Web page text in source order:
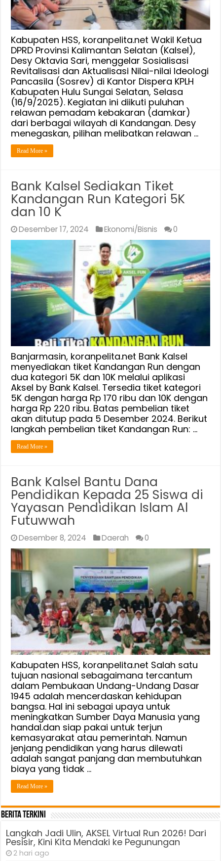
:
Semangat
Relawan
Damkar
Sejalan
dengan
Pancasila
Kabupaten HSS, koranpelita.net Wakil Ketua
DPRD Provinsi Kalimantan Selatan (Kalsel),
Desy Oktavia Sari, menggelar Sosialisasi
Revitalisasi dan Aktualisasi Nilai-nilai Ideologi
Pancasila (Sosrev) di Kantor Dispera KPLH
Kabupaten Hulu Sungai Selatan, Selasa
(16/9/2025). Kegiatan ini diikuti puluhan
relawan pemadam kebakaran (damkar)
dari berbagai wilayah di Kandangan. Desy
menegaskan, pilihan melibatkan relawan …
Read More »
Bank Kalsel Sediakan Tiket
Kandangan Run Kategori 5K
dan 10 K
Desember 17, 2024 Ekonomi/Bisnis 0
Banjarmasin, koranpelita.net Bank Kalsel
menyediakan tiket Kandangan Run dengan
dua kategori 5K dan 10K melalui aplikasi
Aksel by Bank Kalsel. Tersedia tiket kategori
5K dengan harga Rp 170 ribu dan 10K dengan
harga Rp 220 ribu. Batas pembelian tiket
akan ditutup pada 5 Desember 2024. Berikut
langkah pembelian tiket Kandangan Run: …
Read More »
Bank Kalsel Bantu Dana
Pendidikan Kepada 25 Siswa di
Yayasan Pendidikan Islam Al
Futuwwah
Desember 8, 2024 Daerah 0
Kabupaten HSS, koranpelita.net Salah satu
tujuan nasional sebagaimana tercantum
dalam Pembukaan Undang-Undang Dasar
1945 adalah mencerdaskan kehidupan
bangsa. Hal ini sebagai upaya untuk
meningkatkan Sumber Daya Manusia yang
handal.dan siap pakai untuk terjun
kemasyarakat atau pemerintah. Namun
jenjang pendidikan yang harus dilewati
adalah sangat panjang dan membutuhkan
biaya yang tidak …
Read More »
Berita Terkini
Langkah Jadi Ulin, AKSEL Virtual Run 2026! Dari
Pesisir, Kini Kita Mendaki ke Pegunungan
2 hari ago